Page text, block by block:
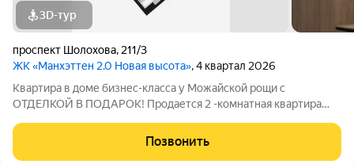
3D-тур
проспект Шолохова, 211/3
ЖК «Манхэттен 2.0 Новая высота», 4 квартал 2026
Квартира в доме бизнес-класса у Можайской рощи с
ОТДЕЛКОЙ В ПОДАРОК! Продается 2 -комнатная квартира
Шолохова 211/3. Дом расположен прямо у Можайской рощи
Позвонить